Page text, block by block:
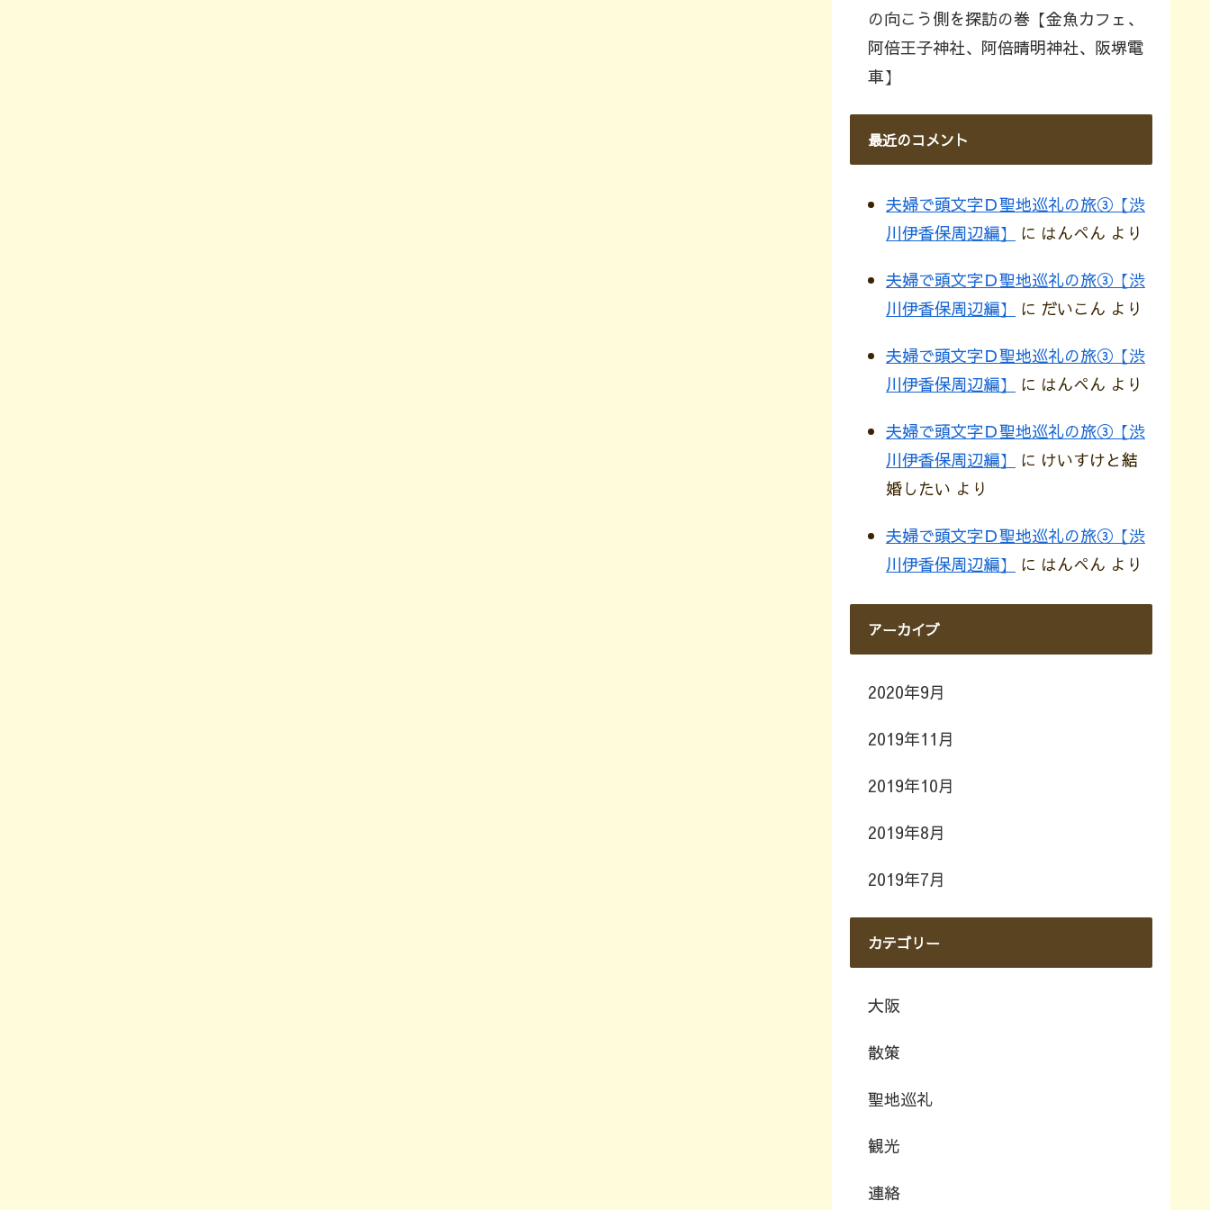
の向こう側を探訪の巻【金魚カフェ、
阿倍王子神社、阿倍晴明神社、阪堺電
車】
最近のコメント
夫婦で頭文字Ｄ聖地巡礼の旅③【渋
川伊香保周辺編】
に はんぺん より
夫婦で頭文字Ｄ聖地巡礼の旅③【渋
川伊香保周辺編】
に だいこん より
夫婦で頭文字Ｄ聖地巡礼の旅③【渋
川伊香保周辺編】
に はんぺん より
夫婦で頭文字Ｄ聖地巡礼の旅③【渋
川伊香保周辺編】
に けいすけと結
婚したい より
夫婦で頭文字Ｄ聖地巡礼の旅③【渋
川伊香保周辺編】
に はんぺん より
アーカイブ
2020年9月
2019年11月
2019年10月
2019年8月
2019年7月
カテゴリー
大阪
散策
聖地巡礼
観光
連絡